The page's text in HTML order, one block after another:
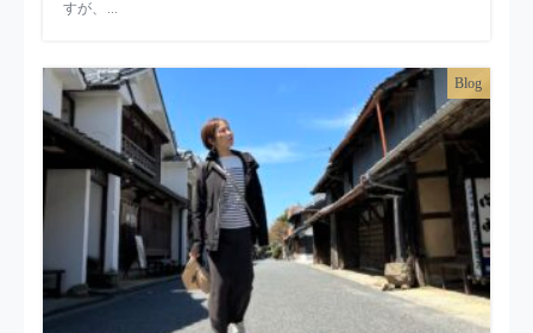
すが、...
Blog